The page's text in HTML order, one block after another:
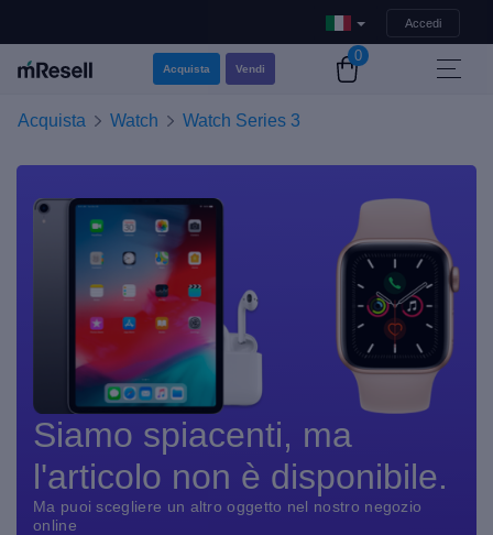
Accedi
Acquista Vendi
0
Acquista Watch Watch Series 3
Siamo spiacenti, ma
l'articolo non è disponibile.
Ma puoi scegliere un altro oggetto nel nostro negozio
online